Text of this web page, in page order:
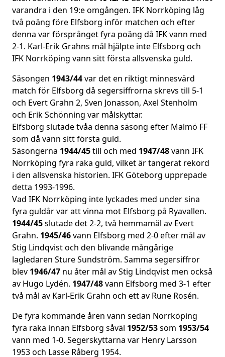
varandra i den 19:e omgången. IFK Norrköping låg
två poäng före Elfsborg inför matchen och efter
denna var försprånget fyra poäng då IFK vann med
2-1. Karl-Erik Grahns mål hjälpte inte Elfsborg och
IFK Norrköping vann sitt första allsvenska guld.
Säsongen 1943/44var det en riktigt minnesvärd
match för Elfsborg då segersiffrorna skrevs till 5-1
och Evert Grahn 2, Sven Jonasson, Axel Stenholm
och Erik Schönning var målskyttar.
Elfsborg slutade tvåa denna säsong efter Malmö FF
som då vann sitt första guld.
Säsongerna 1944/45till och med 1947/48vann IFK
Norrköping fyra raka guld, vilket är tangerat rekord
i den allsvenska historien. IFK Göteborg upprepade
detta 1993-1996.
Vad IFK Norrköping inte lyckades med under sina
fyra guldår var att vinna mot Elfsborg på Ryavallen.
1944/45slutade det 2-2, två hemmamäl av Evert
Grahn. 1945/46vann Elfsborg med 2-0 efter mål av
Stig Lindqvist och den blivande mångårige
lagledaren Sture Sundström. Samma segersiffror
blev 1946/47 nu åter mål av Stig Lindqvist men också
av Hugo Lydén. 1947/48vann Elfsborg med 3-1 efter
två mål av Karl-Erik Grahn och ett av Rune Rosén.
De fyra kommande åren vann sedan Norrköping
fyra raka innan Elfsborg såväl 1952/53som 1953/54
vann med 1-0. Segerskyttarna var Henry Larsson
1953 och Lasse Råberg 1954.